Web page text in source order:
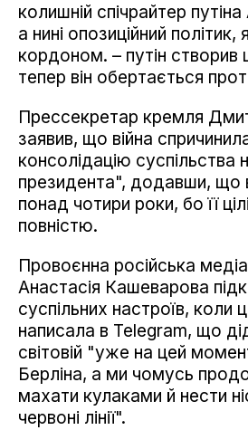
колишній спічрайтер
а нині опозиційний
кордоном. – путін створив
тепер він обертається
Прессекретар кремля
заявив, що війна
консолідацію суспільства
президента", додавши, що
понад чотири роки, бо її
повністю.
Провоєнна російська
Анастасія Кашеварова
суспільних настроїв, коли
написала в Telegram, що
світовій "уже на цей
Берліна, а ми чомусь
махати кулаками й нести
червоні лінії".